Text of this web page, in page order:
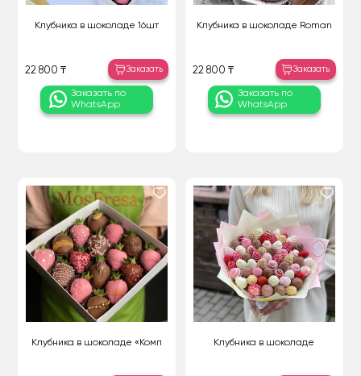
Клубника в шоколаде 16шт
22 800 ₸ Заказать
Заказать по
WhatsApp
Клубника в шоколаде Roman
22 800 ₸ Заказать
Заказать по
WhatsApp
Клубника в шоколаде «Комп Клубника в шоколаде